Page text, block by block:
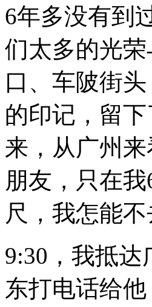
6年多没有到
们太多的光
口、车陂街
的印记，留
来，从广州
朋友，只在我
尺，我怎能
9:30 ，我抵
东打电话给